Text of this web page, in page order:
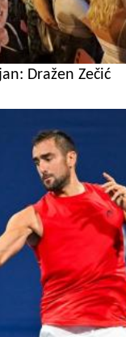
Dražen Zečić